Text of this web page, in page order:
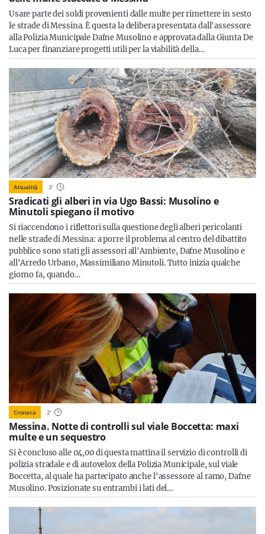
Usare parte dei soldi provenienti dalle multe per rimettere in sesto
le strade di Messina. È questa la delibera presentata dall'assessore
alla Polizia Municipale Dafne Musolino e approvata dalla Giunta De
Luca per finanziare progetti utili per la viabilità della…
Attualità 3'
Sradicati gli alberi in via Ugo Bassi: Musolino e
Minutoli spiegano il motivo
Si riaccendono i riflettori sulla questione degli alberi pericolanti
nelle strade di Messina: a porre il problema al centro del dibattito
pubblico sono stati gli assessori all'Ambiente, Dafne Musolino e
all'Arredo Urbano, Massimiliano Minutoli. Tutto inizia qualche
giorno fa, quando…
Cronaca 2'
Messina. Notte di controlli sul viale Boccetta: maxi
multe e un sequestro
Si è concluso alle 04,00 di questa mattina il servizio di controlli di
polizia stradale e di autovelox della Polizia Municipale, sul viale
Boccetta, al quale ha partecipato anche l'assessore al ramo, Dafne
Musolino. Posizionate su entrambi i lati del…